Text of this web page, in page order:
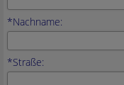
*Nachname:
*Straße: